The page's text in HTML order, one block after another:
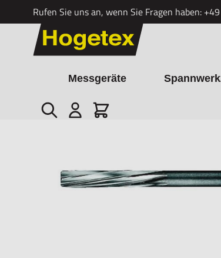
Rufen Sie uns an, wenn Sie Fragen haben:
Zum Inhalt springen
Messgeräte
Suche Cart